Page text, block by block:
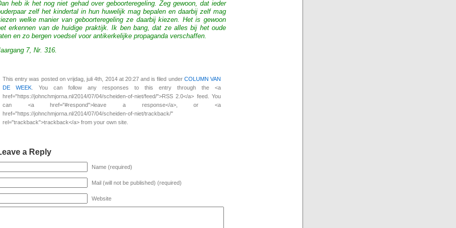
heb ik het nog niet gehad over geboorteregeling. Zeg gewoon, dat ieder
zelf het kindertal in hun huwelijk mag bepalen en daarbij zelf mag
welke manier van geboorteregeling ze daarbij kiezen. Het is gewoon
erkennen van de huidige praktijk. Ik ben bang, dat ze alles bij het oude
en zo bergen voedsel voor antikerkelijke propaganda verschaffen.
7, Nr. 316.
This entry was posted on vrijdag, juli 4th, 2014 at 20:27 and is filed under COLUMN VAN
DE WEEK . You can follow any responses to this entry through the <a
href="https://johnchmjorna.nl/2014/07/04/scheiden-of-niet/feed/">RSS 2.0</a> feed. You
can <a href="#respond">leave a response</a>, or <a
href="https://johnchmjorna.nl/2014/07/04/scheiden-of-niet/trackback/"
rel="trackback">trackback</a> from your own site.
a Reply
Name (required)
Mail (will not be published) (required)
Website